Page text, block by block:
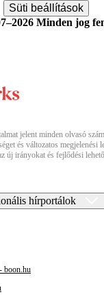
Süti beállítások
Minden jog
jelent minden olvasó
és változatos megjelenési
új irányokat és fejlődési
hírportálok
boon.hu